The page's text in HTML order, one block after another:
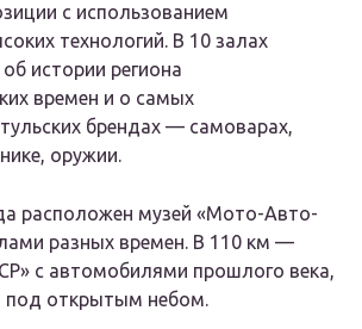
с использованием
технологий. В 10 залах
истории региона
времен и о самых
брендах — самоварах,
оружии.
расположен музей «Мото-Авто-
разных времен. В 110 км —
с автомобилями прошлого века,
под открытым небом.